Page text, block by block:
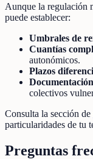
Aunque la regulación
puede establecer:
Umbrales de
Cuantías
autonómicos.
Plazos
colectivos
Consulta la sección de
particularidades de tu
Preguntas